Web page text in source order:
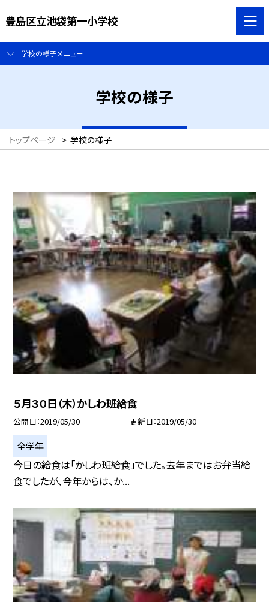
豊島区立池袋第一小学校
学校の様子メニュー
学校の様子
トップページ > 学校の様子
５月３０日（木）かしわ班給食
公開日 2019/05/30 更新日 2019/05/30
全学年
今日の給食は「かしわ班給食」でした。去年まではお弁当給
食でしたが、今年からは、か...